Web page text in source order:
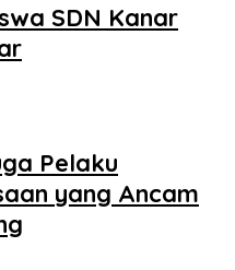
SDN Kanar
Pelaku
yang Ancam